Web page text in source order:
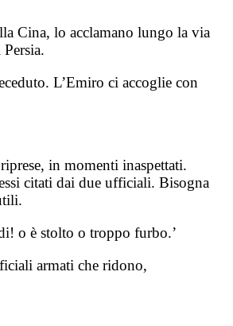
Cina, lo acclamano lungo la via
L’Emiro ci accoglie con
in momenti inaspettati.
citati dai due ufficiali. Bisogna
o è stolto o troppo furbo.’
armati che ridono,